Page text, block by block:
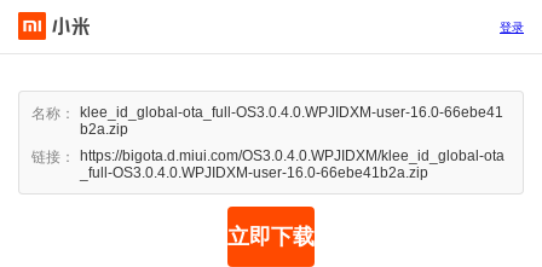
登录
名称：
klee_id_global-ota_full-OS3.0.4.0.WPJIDXM-user-16.0-66ebe41
b2a.zip
链接：
https://bigota.d.miui.com/OS3.0.4.0.WPJIDXM/klee_id_global-ota
_full-OS3.0.4.0.WPJIDXM-user-16.0-66ebe41b2a.zip
立即下载